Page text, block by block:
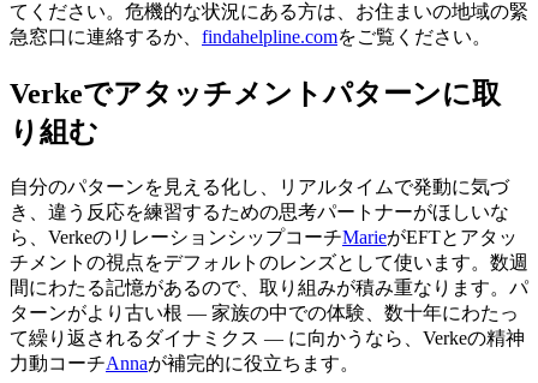
てください。危機的な状況にある方は、お住まいの地域の緊
急窓口に連絡するか、 findahelpline.comをご覧ください。
Verkeでアタッチメントパターンに取
り組む
自分のパターンを見える化し、リアルタイムで発動に気づ
き、違う反応を練習するための思考パートナーがほしいな
ら、VerkeのリレーションシップコーチMarieがEFTとアタッ
チメントの視点をデフォルトのレンズとして使います。数週
間にわたる記憶があるので、取り組みが積み重なります。パ
ターンがより古い根 — 家族の中での体験、数十年にわたっ
て繰り返されるダイナミクス — に向かうなら、Verkeの精神
力動コーチAnnaが補完的に役立ちます。